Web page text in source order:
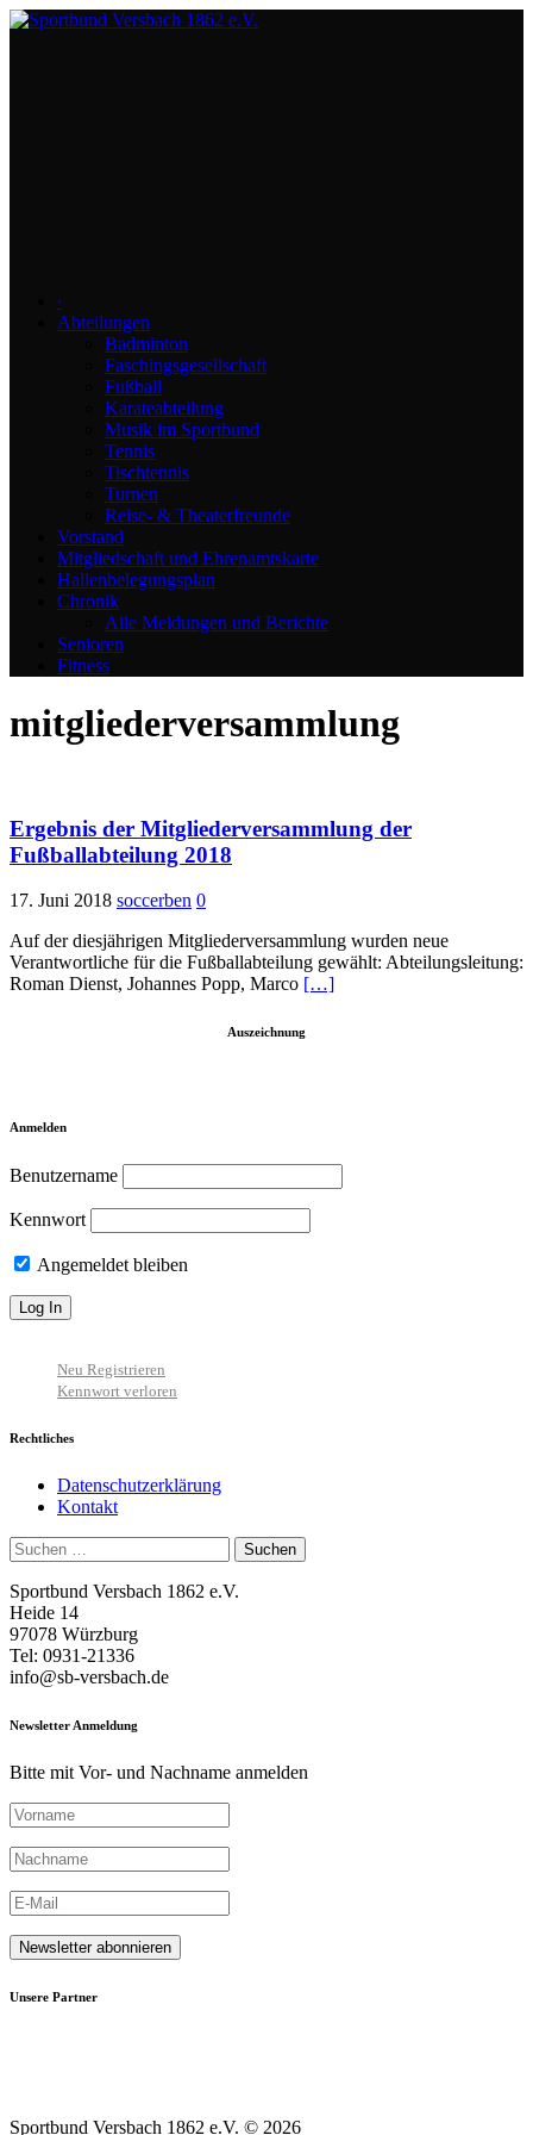
∙
Abteilungen
Badminton
Faschingsgesellschaft
Fußball
Karateabteilung
Musik im Sportbund
Tennis
Tischtennis
Turnen
Reise- & Theaterfreunde
Vorstand
Mitgliedschaft und Ehrenamtskarte
Hallenbelegungsplan
Chronik
Alle Meldungen und Berichte
Senioren
Fitness
mitgliederversammlung
Ergebnis der Mitgliederversammlung der
Fußballabteilung 2018
17. Juni 2018 soccerben 0
Auf der diesjährigen Mitgliederversammlung wurden neue
Verantwortliche für die Fußballabteilung gewählt: Abteilungsleitung:
Roman Dienst, Johannes Popp, Marco […]
Auszeichnung
Anmelden
Benutzername
Kennwort
Angemeldet bleiben
Neu Registrieren
Kennwort verloren
Rechtliches
Datenschutzerklärung
Kontakt
Suchen
nach:
Sportbund Versbach 1862 e.V.
Heide 14
97078 Würzburg
Tel: 0931-21336
info@sb-versbach.de
Newsletter Anmeldung
Bitte mit Vor- und Nachname anmelden
Unsere Partner
Sportbund Versbach 1862 e.V. © 2026